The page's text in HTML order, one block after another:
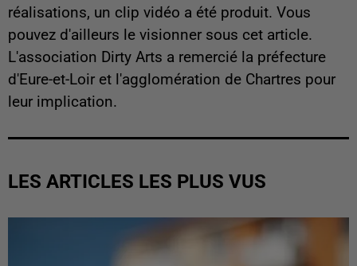
réalisations, un clip vidéo a été produit. Vous
pouvez d'ailleurs le visionner sous cet article.
L'association Dirty Arts a remercié la préfecture
d'Eure-et-Loir et l'agglomération de Chartres pour
leur implication.
LES ARTICLES LES PLUS VUS